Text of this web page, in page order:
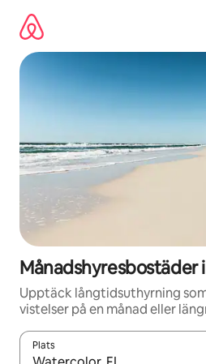
innehåll
Månadshyresbostäder
Upptäck långtidsuthyrning
vistelser på en månad eller
Plats
När resultaten är tillgängliga